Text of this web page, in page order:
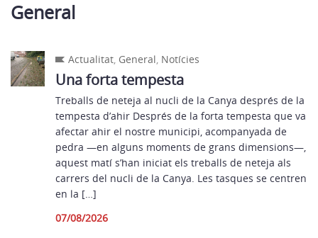
General
Actualitat, General, Notícies
Una forta tempesta
Treballs de neteja al nucli de la Canya després de la
tempesta d’ahir Després de la forta tempesta que va
afectar ahir el nostre municipi, acompanyada de
pedra —en alguns moments de grans dimensions—,
aquest matí s’han iniciat els treballs de neteja als
carrers del nucli de la Canya. Les tasques se centren
en la […]
07/08/2026